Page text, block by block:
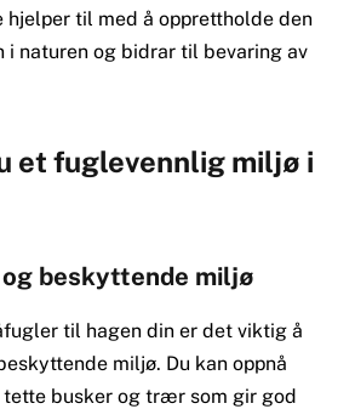
hjelper til med å opprettholde den
i naturen og bidrar til bevaring av
et fuglevennlig miljø i
beskyttende miljø
til hagen din er det viktig å
miljø. Du kan oppnå
busker og trær som gir god